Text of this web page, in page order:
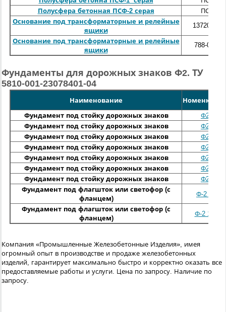
Полусфера бетонная ПСФ-2 серая
ПСФ-2
Основание под трансформаторные и релейные
ящики
13720-00-
Основание под трансформаторные и релейные
ящики
788-00-000
Фундаменты для дорожных знаков Ф2. ТУ
5810-001-23078401-04
Наименование
Фундамент под стойку дорожных знаков
Ф2-1
Фундамент под стойку дорожных знаков
Ф2-2
Фундамент под стойку дорожных знаков
Ф2-3
Фундамент под стойку дорожных знаков
Ф2-4
Фундамент под стойку дорожных знаков
Ф2-5
Фундамент под стойку дорожных знаков
Ф2-6
Фундамент под стойку дорожных знаков
Ф2-7
Фундамент под флагшток или светофор (с
фланцем)
Ф-2 600
Фундамент под флагшток или светофор (с
фланцем)
Ф-2 1000
Компания «Промышленные Железобетонные Изделия», имея
огромный опыт в производстве и продаже железобетонных
изделий, гарантирует максимально быстро и корректно оказать все
предоставляемые работы и услуги. Цена по запросу. Наличие по
запросу.